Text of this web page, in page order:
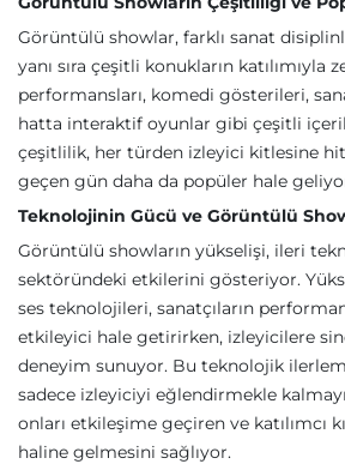
Görüntülü showlar, farklı sanat
yanı sıra çeşitli konukların katılımıyla
performansları, komedi gösterileri,
hatta interaktif oyunlar gibi çeşitli
çeşitlilik, her türden izleyici kitlesine
geçen gün daha da popüler hale
Teknolojinin Gücü ve Görüntülü
Görüntülü showların yükselişi, ileri
sektöründeki etkilerini gösteriyor.
ses teknolojileri, sanatçıların
etkileyici hale getirirken, izleyicilere
deneyim sunuyor. Bu teknolojik
sadece izleyiciyi eğlendirmekle
onları etkileşime geçiren ve katılımcı
haline gelmesini sağlıyor.